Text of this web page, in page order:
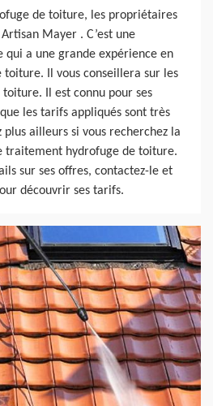
de toiture, les propriétaires
Mayer . C’est une
a une grande expérience en
Il vous conseillera sur les
Il est connu pour ses
les tarifs appliqués sont très
plus ailleurs si vous recherchez la
traitement hydrofuge de toiture.
sur ses offres, contactez-le et
découvrir ses tarifs.